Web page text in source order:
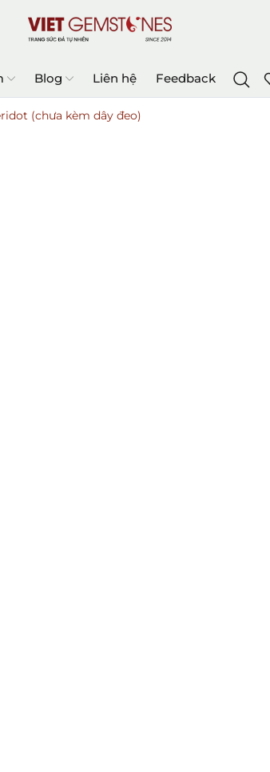
Blog Liên hệ Feedback
(chưa kèm dây đeo)